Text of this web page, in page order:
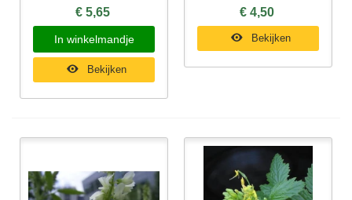
€ 5,65
In winkelmandje
Bekijken
€ 4,50
Bekijken